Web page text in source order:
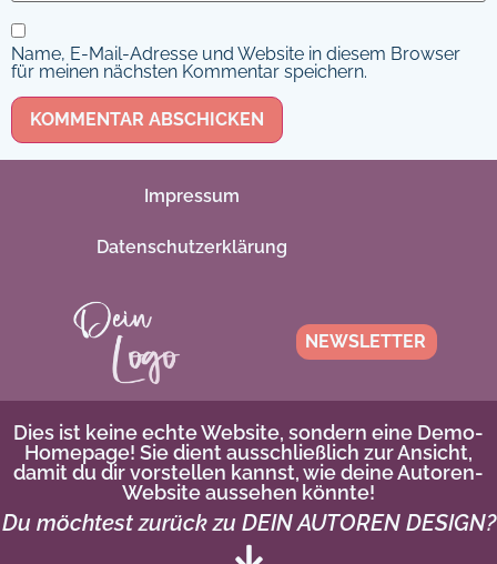
Name, E-Mail-Adresse und Website in diesem Browser
für meinen nächsten Kommentar speichern.
Impressum
Datenschutzerklärung
NEWSLETTER
Dies ist keine echte Website, sondern eine Demo-
Homepage! Sie dient ausschließlich zur Ansicht,
damit du dir vorstellen kannst, wie deine Autoren-
Website aussehen könnte!
Du möchtest zurück zu DEIN AUTOREN DESIGN?